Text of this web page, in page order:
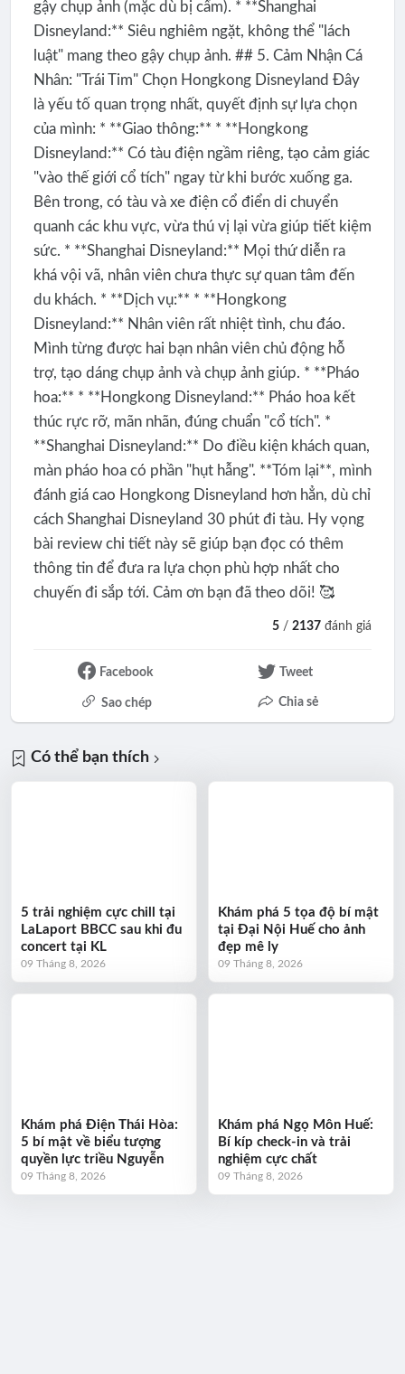
gậy chụp ảnh (mặc dù bị cấm). * **Shanghai
Disneyland:** Siêu nghiêm ngặt, không thể "lách
luật" mang theo gậy chụp ảnh. ## 5. Cảm Nhận Cá
Nhân: "Trái Tim" Chọn Hongkong Disneyland Đây
là yếu tố quan trọng nhất, quyết định sự lựa chọn
của mình: * **Giao thông:** * **Hongkong
Disneyland:** Có tàu điện ngầm riêng, tạo cảm giác
"vào thế giới cổ tích" ngay từ khi bước xuống ga.
Bên trong, có tàu và xe điện cổ điển di chuyển
quanh các khu vực, vừa thú vị lại vừa giúp tiết kiệm
sức. * **Shanghai Disneyland:** Mọi thứ diễn ra
khá vội vã, nhân viên chưa thực sự quan tâm đến
du khách. * **Dịch vụ:** * **Hongkong
Disneyland:** Nhân viên rất nhiệt tình, chu đáo.
Mình từng được hai bạn nhân viên chủ động hỗ
trợ, tạo dáng chụp ảnh và chụp ảnh giúp. * **Pháo
hoa:** * **Hongkong Disneyland:** Pháo hoa kết
thúc rực rỡ, mãn nhãn, đúng chuẩn "cổ tích". *
**Shanghai Disneyland:** Do điều kiện khách quan,
màn pháo hoa có phần "hụt hẫng". **Tóm lại**, mình
đánh giá cao Hongkong Disneyland hơn hẳn, dù chỉ
cách Shanghai Disneyland 30 phút đi tàu. Hy vọng
bài review chi tiết này sẽ giúp bạn đọc có thêm
thông tin để đưa ra lựa chọn phù hợp nhất cho
chuyến đi sắp tới. Cảm ơn bạn đã theo dõi! 🥰
5 /2137 đánh giá
Facebook Tweet
Sao chép Chia sẻ
Có thể bạn thích
5 trải nghiệm cực chill tại
LaLaport BBCC sau khi đu
concert tại KL
09 Tháng 8, 2026
Khám phá 5 tọa độ bí mật
tại Đại Nội Huế cho ảnh
đẹp mê ly
09 Tháng 8, 2026
Khám phá Điện Thái Hòa:
5 bí mật về biểu tượng
quyền lực triều Nguyễn
09 Tháng 8, 2026
Khám phá Ngọ Môn Huế:
Bí kíp check-in và trải
nghiệm cực chất
09 Tháng 8, 2026